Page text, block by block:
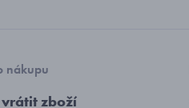
nákupu
zboží